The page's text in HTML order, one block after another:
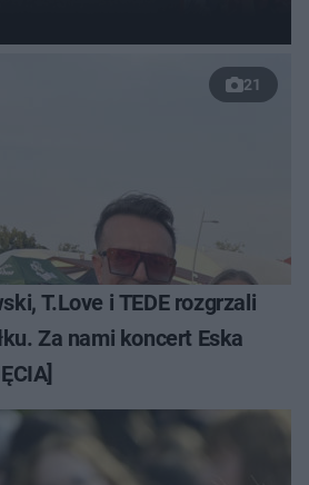
21
T.Love i TEDE rozgrzali
Za nami koncert Eska